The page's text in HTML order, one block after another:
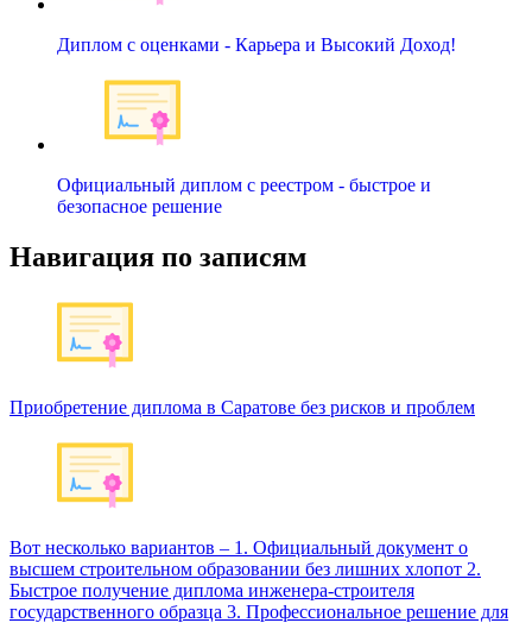
Диплом с оценками - Карьера и Высокий Доход!
Официальный диплом с реестром - быстрое и
безопасное решение
Навигация по записям
Приобретение диплома в Саратове без рисков и проблем
Вот несколько вариантов – 1. Официальный документ о
высшем строительном образовании без лишних хлопот 2.
Быстрое получение диплома инженера-строителя
государственного образца 3. Профессиональное решение для